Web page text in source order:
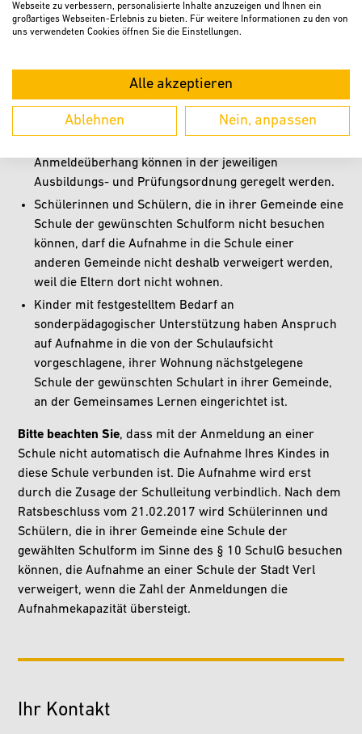
Ihr Kontakt
Kinder aufnehmen, für die sie nicht die
nächstgelegene Schule ist.
Zahl der Anmeldungen die Mindestgröße
unterschreitet. Besondere Aufnahmevoraussetzungen
und Aufnahmeverfahren für einzelne Schulstufen oder
Anmeldeüberhang können in der jeweiligen
Ausbildungs- und Prüfungsordnung geregelt werden.
Schülerinnen und Schülern, die in ihrer Gemeinde eine
Schule der gewünschten Schulform nicht besuchen
können, darf die Aufnahme in die Schule einer
anderen Gemeinde nicht deshalb verweigert werden,
weil die Eltern dort nicht wohnen.
Kinder mit festgestelltem Bedarf an
sonderpädagogischer Unterstützung haben Anspruch
auf Aufnahme in die von der Schulaufsicht
vorgeschlagene, ihrer Wohnung nächstgelegene
Schule der gewünschten Schulart in ihrer Gemeinde,
an der Gemeinsames Lernen eingerichtet ist.
Bitte beachten Sie, dass mit der Anmeldung an einer
Schule nicht automatisch die Aufnahme Ihres Kindes in
diese Schule verbunden ist. Die Aufnahme wird erst
durch die Zusage der Schulleitung verbindlich. Nach dem
Ratsbeschluss vom 21.02.2017 wird Schülerinnen und
Schülern, die in ihrer Gemeinde eine Schule der
gewählten Schulform im Sinne des § 10 SchulG besuchen
können, die Aufnahme an einer Schule der Stadt Verl
verweigert, wenn die Zahl der Anmeldungen die
Aufnahmekapazität übersteigt.
Webseite zu verbessern, personalisierte Inhalte anzuzeigen und Ihnen ein
großartiges Webseiten-Erlebnis zu bieten. Für weitere Informationen zu den von
uns verwendeten Cookies öffnen Sie die Einstellungen.
Alle akzeptieren
Ablehnen Nein, anpassen